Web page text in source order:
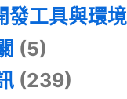
發工具與環境
(5)
(239)